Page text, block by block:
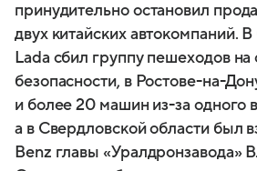
принудительно остановил
двух китайских автокомпаний.
Lada сбил группу пешеходов на
безопасности, в Ростове-на-
и более 20 машин из-за одного
а в Свердловской области был
Benz главы «Уралдронзавода»